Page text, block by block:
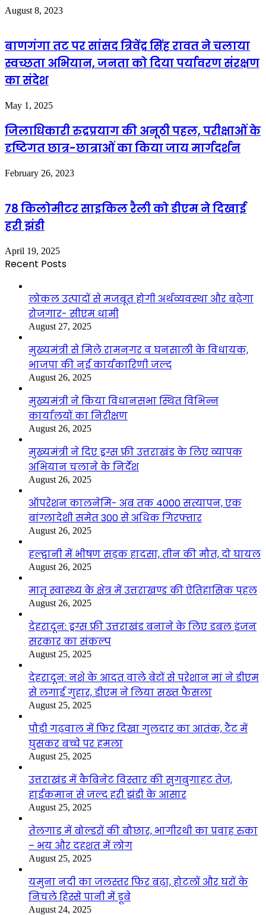
August 8, 2023
बाणगंगा तट पर सांसद त्रिवेंद्र सिंह रावत ने चलाया
स्वच्छता अभियान, जनता को दिया पर्यावरण संरक्षण
का संदेश
May 1, 2025
जिलाधिकारी रुद्रप्रयाग की अनूठी पहल, परीक्षाओं के
दृष्टिगत छात्र-छात्राओं का किया जाय मार्गदर्शन
February 26, 2023
78 किलोमीटर साइकिल रैली को डीएम ने दिखाई
हरी झंडी
April 19, 2025
Recent Posts
लोकल उत्पादों से मजबूत होगी अर्थव्यवस्था और बढ़ेगा
रोजगार- सीएम धामी
August 27, 2025
मुख्यमंत्री से मिले रामनगर व घनसाली के विधायक,
भाजपा की नई कार्यकारिणी जल्द
August 26, 2025
मुख्यमंत्री ने किया विधानसभा स्थित विभिन्न
कार्यालयों का निरीक्षण
August 26, 2025
मुख्यमंत्री ने दिए ड्रग्स फ्री उत्तराखंड के लिए व्यापक
अभियान चलाने के निर्देश
August 26, 2025
ऑपरेशन कालनेमि- अब तक 4000 सत्यापन, एक
बांग्लादेशी समेत 300 से अधिक गिरफ्तार
August 26, 2025
हल्द्वानी में भीषण सड़क हादसा, तीन की मौत, दो घायल
August 26, 2025
मातृ स्वास्थ्य के क्षेत्र में उत्तराखण्ड की ऐतिहासिक पहल
August 26, 2025
देहरादून: ड्रग्स फ्री उत्तराखंड बनाने के लिए डबल इंजन
सरकार का संकल्प
August 25, 2025
देहरादून: नशे के आदत वाले बेटों से परेशान मां ने डीएम
से लगाई गुहार, डीएम ने लिया सख्त फैसला
August 25, 2025
पौड़ी गढ़वाल में फिर दिखा गुलदार का आतंक, टैंट में
घुसकर बच्चे पर हमला
August 25, 2025
उत्तराखंड में कैबिनेट विस्तार की सुगबुगाहट तेज,
हाईकमान से जल्द हरी झंडी के आसार
August 25, 2025
तेलगाड में बोल्डरों की बौछार, भागीरथी का प्रवाह रुका
– भय और दहशत में लोग
August 25, 2025
यमुना नदी का जलस्तर फिर बढ़ा, होटलों और घरों के
निचले हिस्से पानी में डूबे
August 24, 2025